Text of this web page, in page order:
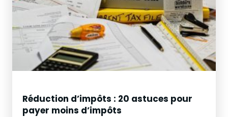
Réduction d’impôts : 20 astuces pour
payer moins d’impôts